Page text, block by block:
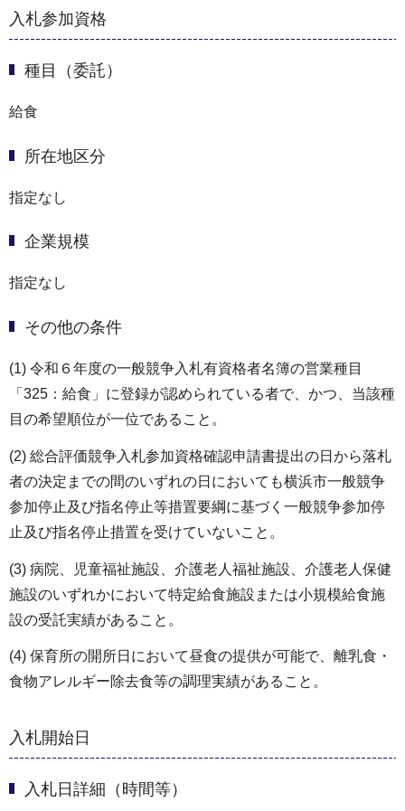
入札参加資格
種目（委託）
給食
所在地区分
指定なし
企業規模
指定なし
その他の条件
(1) 令和６年度の一般競争入札有資格者名簿の営業種目
「325：給食」に登録が認められている者で、かつ、当該種
目の希望順位が一位であること。
(2) 総合評価競争入札参加資格確認申請書提出の日から落札
者の決定までの間のいずれの日においても横浜市一般競争
参加停止及び指名停止等措置要綱に基づく一般競争参加停
止及び指名停止措置を受けていないこと。
(3) 病院、児童福祉施設、介護老人福祉施設、介護老人保健
施設のいずれかにおいて特定給食施設または小規模給食施
設の受託実績があること。
(4) 保育所の開所日において昼食の提供が可能で、離乳食・
食物アレルギー除去食等の調理実績があること。
入札開始日
入札日詳細（時間等）